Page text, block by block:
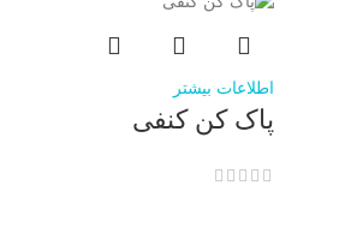
اطلاعات بیشتر
پاک کن کنفی